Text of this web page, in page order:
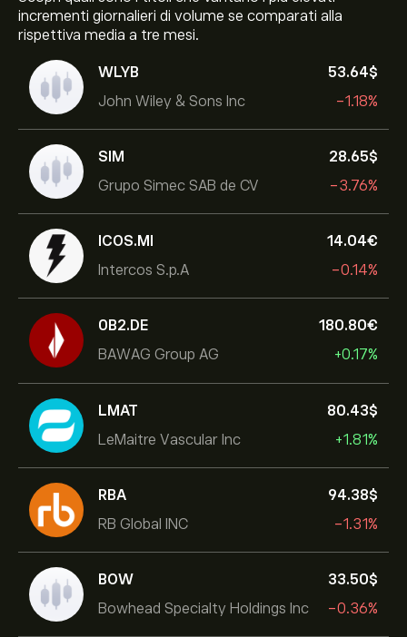
incrementi giornalieri di volume se comparati alla
rispettiva media a tre mesi.
WLYB
John Wiley & Sons Inc
53.64‎$‎
-1.18%
SIM
Grupo Simec SAB de CV
28.65‎$‎
-3.76%
ICOS.MI
Intercos S.p.A
14.04‎€‎
-0.14%
0B2.DE
BAWAG Group AG
180.80‎€‎
+0.17%
LMAT
LeMaitre Vascular Inc
80.43‎$‎
+1.81%
RBA
RB Global INC
94.38‎$‎
-1.31%
BOW
Bowhead Specialty Holdings Inc
33.50‎$‎
-0.36%